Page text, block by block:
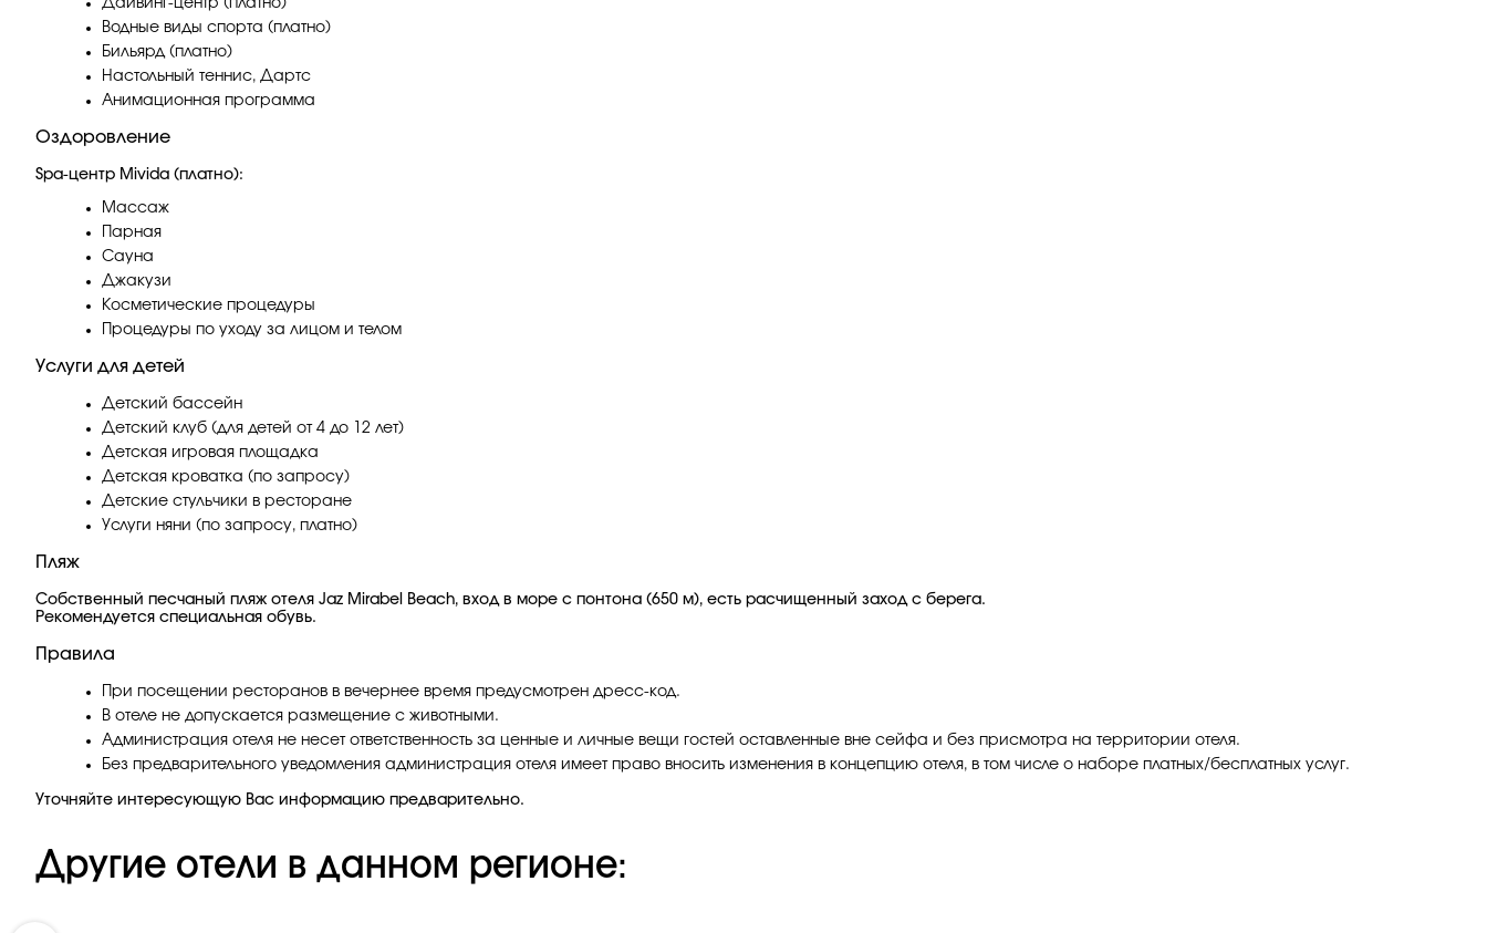
Дайвинг-центр (платно)
Водные виды спорта (платно)
Бильярд (платно)
Настольный теннис, Дартс
Анимационная программа
Оздоровление
Spa-центр Mivida (платно):
Массаж
Парная
Сауна
Джакузи
Косметические процедуры
Процедуры по уходу за лицом и телом
Услуги для детей
Детский бассейн
Детский клуб (для детей от 4 до 12 лет)
Детская игровая площадка
Детская кроватка (по запросу)
Детские стульчики в ресторане
Услуги няни (по запросу, платно)
Пляж
Собственный песчаный пляж отеля Jaz Mirabel Beach, вход в море с понтона (650 м), есть расчищенный заход с берега.
Рекомендуется специальная обувь.
Правила
При посещении ресторанов в вечернее время предусмотрен дресс-код.
В отеле не допускается размещение с животными.
Администрация отеля не несет ответственность за ценные и личные вещи гостей оставленные вне сейфа и без присмотра на территории отеля.
Без предварительного уведомления администрация отеля имеет право вносить изменения в концепцию отеля, в том числе о наборе платных/бесплатных услуг.
Уточняйте интересующую Вас информацию предварительно.
Другие отели в данном регионе: